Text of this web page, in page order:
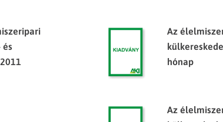
és
Az
hónap
Az